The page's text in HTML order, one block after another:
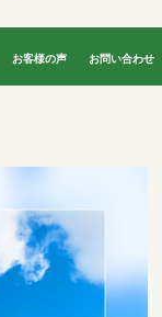
お客様の声 お問い合わせ